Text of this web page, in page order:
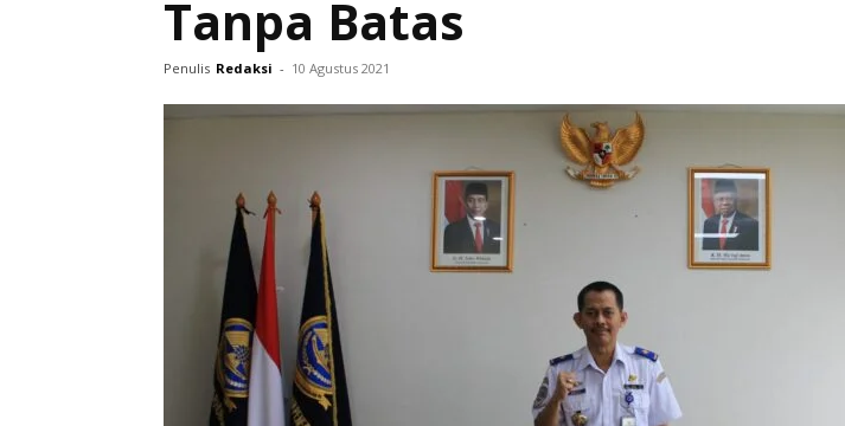
Tanpa Batas
Penulis Redaksi - 10 Agustus 2021